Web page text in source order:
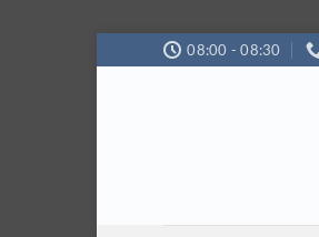
qua
08:00 - 08:30